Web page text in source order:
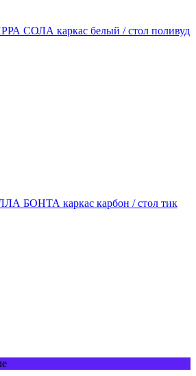
СОЛА каркас белый / стол поливуд
БОНТА каркас карбон / стол тик